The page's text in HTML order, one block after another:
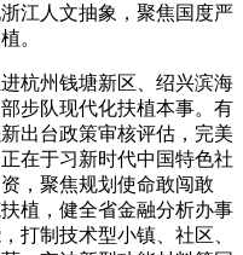
江人文抽象，聚焦国度严
。
州钱塘新区、绍兴滨海
步队现代化扶植本事。有
出台政策审核评估，完美
在于习新时代中国特色社
，聚焦规划使命敢闯敢
植，健全省金融分析办事
打制技术型小镇、社区、